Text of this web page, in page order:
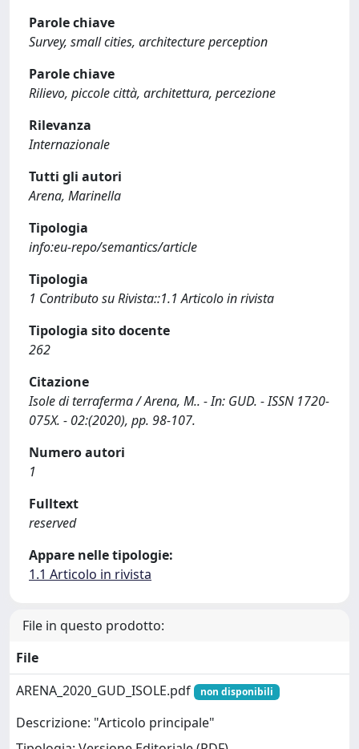
Parole chiave
Survey, small cities, architecture perception
Parole chiave
Rilievo, piccole città, architettura, percezione
Rilevanza
Internazionale
Tutti gli autori
Arena, Marinella
Tipologia
info:eu-repo/semantics/article
Tipologia
1 Contributo su Rivista::1.1 Articolo in rivista
Tipologia sito docente
262
Citazione
Isole di terraferma / Arena, M.. - In: GUD. - ISSN 1720-
075X. - 02:(2020), pp. 98-107.
Numero autori
1
Fulltext
reserved
Appare nelle tipologie:
1.1 Articolo in rivista
File in questo prodotto:
File
ARENA_2020_GUD_ISOLE.pdf
non disponibili
Descrizione: "Articolo principale"